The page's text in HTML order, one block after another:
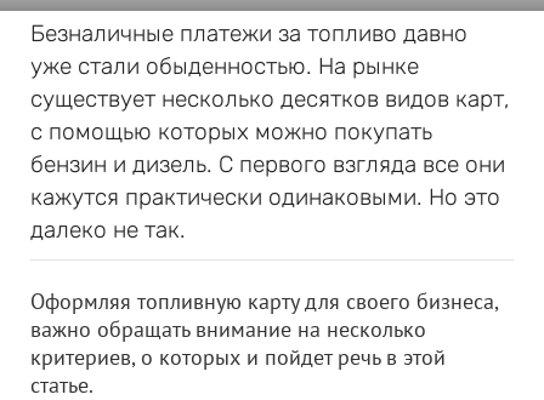
Безналичные платежи за топливо давно
уже стали обыденностью. На рынке
существует несколько десятков видов карт,
с помощью которых можно покупать
бензин и дизель. С первого взгляда все они
кажутся практически одинаковыми. Но это
далеко не так.
Оформляя топливную карту для своего бизнеса,
важно обращать внимание на несколько
критериев, о которых и пойдет речь в этой
статье.